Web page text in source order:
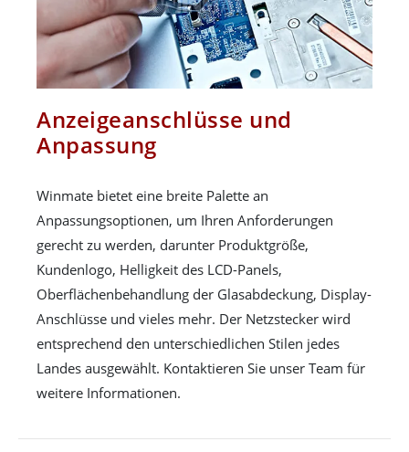
Anzeigeanschlüsse und
Anpassung
Winmate bietet eine breite Palette an
Anpassungsoptionen, um Ihren Anforderungen
gerecht zu werden, darunter Produktgröße,
Kundenlogo, Helligkeit des LCD-Panels,
Oberflächenbehandlung der Glasabdeckung, Display-
Anschlüsse und vieles mehr. Der Netzstecker wird
entsprechend den unterschiedlichen Stilen jedes
Landes ausgewählt. Kontaktieren Sie unser Team für
weitere Informationen.